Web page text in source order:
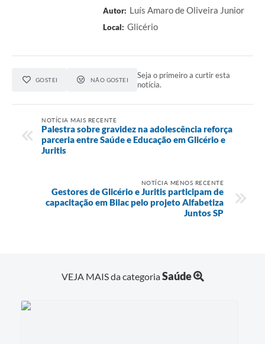
Autor: Luís Amaro de Oliveira Junior
Local: Glicério
GOSTEI NÃO GOSTEI
Seja o primeiro a curtir esta
notícia.
NOTÍCIA MAIS RECENTE
Palestra sobre gravidez na adolescência reforça
parceria entre Saúde e Educação em Glicério e
Juritis
NOTÍCIA MENOS RECENTE
Gestores de Glicério e Juritis participam de
capacitação em Bilac pelo projeto Alfabetiza
Juntos SP
VEJA MAIS da categoriaSaúde